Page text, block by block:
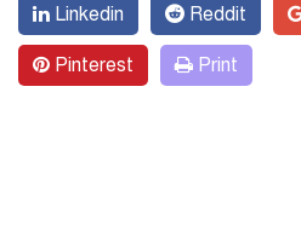
Linkedin Reddit
Pinterest Print